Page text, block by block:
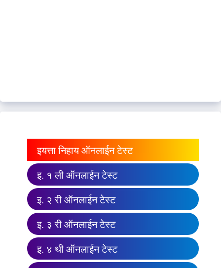
इयत्ता निहाय ऑनलाईन टेस्ट
इ. १ ली ऑनलाईन टेस्ट
इ. २ री ऑनलाईन टेस्ट
इ. ३ री ऑनलाईन टेस्ट
इ. ४ थी ऑनलाईन टेस्ट